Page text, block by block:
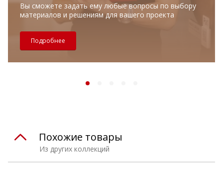
Вы сможете задать ему любые вопросы по выбору
материалов и решениям для вашего проекта
Подробнее
Из других коллекций
Похожие товары